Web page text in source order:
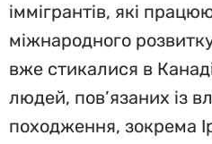
іммігрантів, які
міжнародного
вже стикалися в
людей, пов’язаних із
походження, зокрема